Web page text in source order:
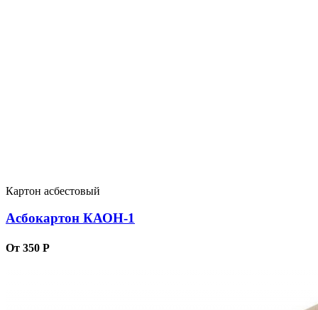
Картон асбестовый
Асбокартон КАОН-1
От 350 Р